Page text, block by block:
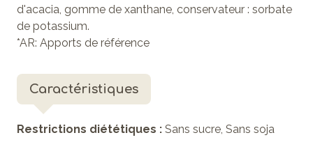
d'acacia, gomme de xanthane, conservateur : sorbate
de potassium.
*AR: Apports de référence
Caractéristiques
Restrictions diététiques : Sans sucre, Sans soja